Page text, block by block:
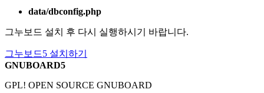
data/dbconfig.php
그누보드 설치 후 다시 실행하시기 바랍니다.
그누보드5 설치하기
GNUBOARD5
GPL! OPEN SOURCE GNUBOARD